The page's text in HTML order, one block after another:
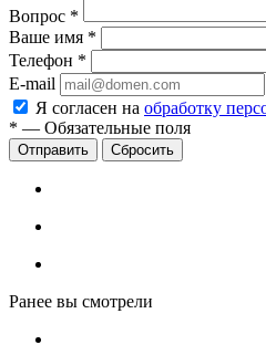
Вопрос *
Ваше имя *
Телефон *
E-mail
Я согласен на обработку
* — Обязательные поля
Сбросить
Ранее вы смотрели